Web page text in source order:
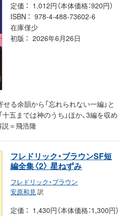
定価
1,012円（本体価格：920円）
ISBN
978-4-488-73602-6
在庫僅少
初版
2026年6月26日
る余韻から「忘れられない一編」と
五までは神のうち」ほか、3編を収め
＝飛浩隆
フレドリック・ブラウンSF短
編全集〈2〉 星ねずみ
フレドリック・ブラウン
安原和見訳
定価
1,430円（本体価格：1,300円）